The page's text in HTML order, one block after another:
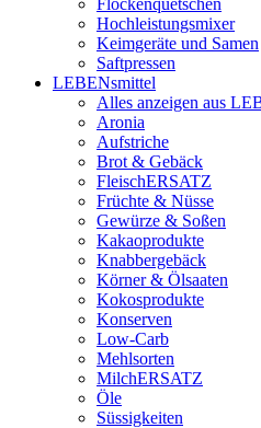
Flockenquetschen
Hochleistungsmixer
Keimgeräte und Samen
Saftpressen
LEBENsmittel
Alles anzeigen aus
Aronia
Aufstriche
Brot & Gebäck
FleischERSATZ
Früchte & Nüsse
Gewürze & Soßen
Kakaoprodukte
Knabbergebäck
Körner & Ölsaaten
Kokosprodukte
Konserven
Low-Carb
Mehlsorten
MilchERSATZ
Öle
Süssigkeiten